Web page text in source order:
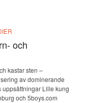
och
kastar sten –
av dominerande
uppsättningar Lille kung
och 5boys.com